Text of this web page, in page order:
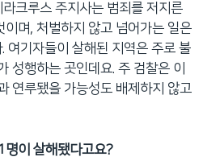
크루스 주지사는 범죄를 저지른
이며, 처벌하지 않고 넘어가는 일은
여기자들이 살해된 지역은 주로 불
성행하는 곳인데요. 주 검찰은 이
연루됐을 가능성도 배제하지 않고
명이 살해됐다고요?